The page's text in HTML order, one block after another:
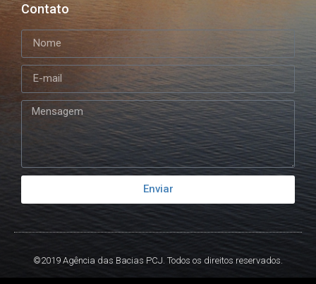
Contato
Enviar
©2019 Agência das Bacias PCJ. Todos os direitos reservados.